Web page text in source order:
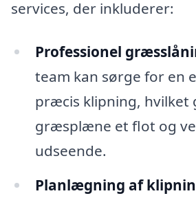
services, der inkluderer:
Professionel
team kan sørge for en
præcis klipning, hvilket
græsplæne et flot og
udseende.
Planlægning af